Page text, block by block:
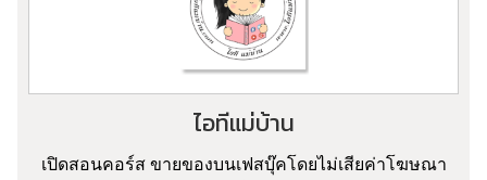
ไอทีแม่บ้าน
เปิดสอนคอร์ส ขายของบนเฟสบุ๊คโดยไม่เสียค่าโฆษณา